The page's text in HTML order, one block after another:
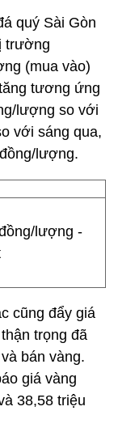
quý Sài Gòn
trường
(mua vào)
tương ứng
lượng so với
với sáng qua,
lượng.
lượng -
cũng đẩy giá
trọng đã
bán vàng.
giá vàng
38,58 triệu